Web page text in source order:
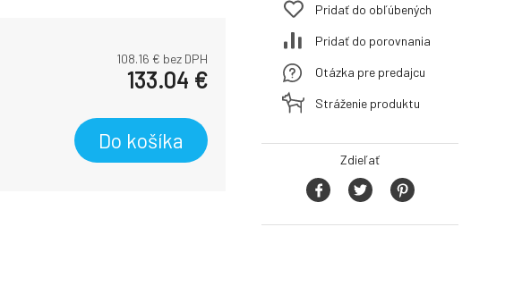
108.16 € bez DPH
133.04 €
Do košíka
Pridať do obľúbených
Pridať do porovnania
Otázka pre predajcu
Stráženie produktu
Zdieľať